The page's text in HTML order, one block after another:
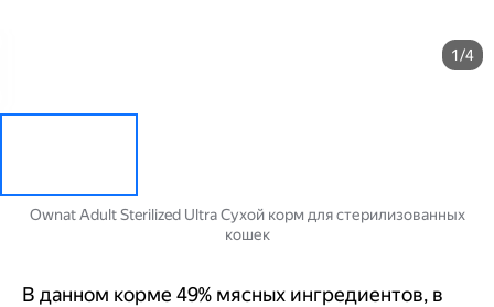
1/4
Ownat Adult Sterilized Ultra Сухой корм для стерилизованных
кошек
В данном корме 49% мясных ингредиентов, в